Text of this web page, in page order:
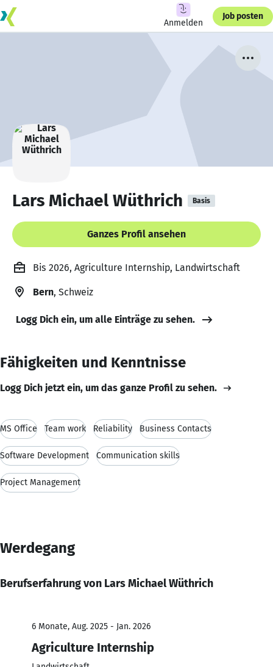
Anmelden
Job posten
Lars Michael Wüthrich Basis
Ganzes Profil ansehen
Bis 2026, Agriculture Internship, Landwirtschaft
Bern, Schweiz
Logg Dich ein, um alle Einträge zu sehen.
Fähigkeiten und Kenntnisse
Logg Dich jetzt ein, um das ganze Profil zu sehen.
MS Office Team work Reliability Business Contacts
Software Development Communication skills
Project Management
Werdegang
Berufserfahrung von Lars Michael Wüthrich
6 Monate, Aug. 2025 - Jan. 2026
Agriculture Internship